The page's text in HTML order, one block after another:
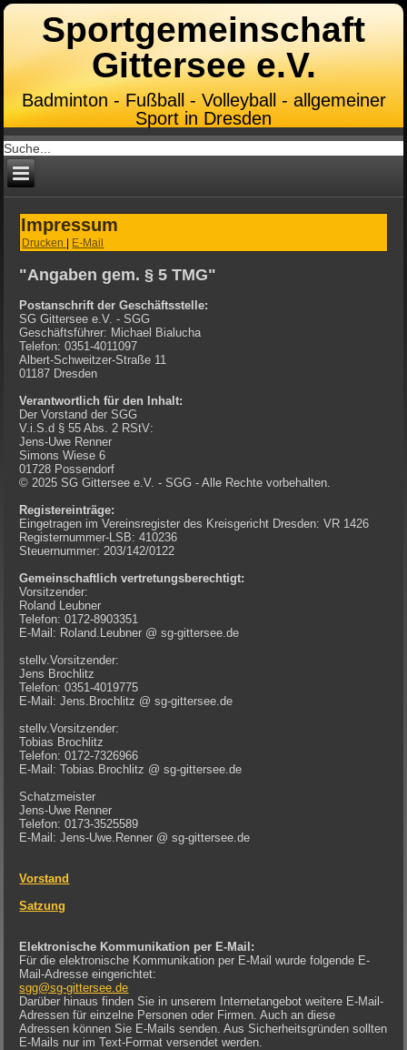
Sportgemeinschaft
Gittersee e.V.
Badminton - Fußball - Volleyball - allgemeiner
Sport in Dresden
Impressum
Drucken | E-Mail
"Angaben gem. § 5 TMG"
Postanschrift der Geschäftsstelle:
SG Gittersee e.V. - SGG
Geschäftsführer: Michael Bialucha
Telefon: 0351-4011097
Albert-Schweitzer-Straße 11
01187 Dresden
Verantwortlich für den Inhalt:
Der Vorstand der SGG
V.i.S.d § 55 Abs. 2 RStV:
Jens-Uwe Renner
Simons Wiese 6
01728 Possendorf
© 2025 SG Gittersee e.V. - SGG - Alle Rechte vorbehalten.
Registereinträge:
Eingetragen im Vereinsregister des Kreisgericht Dresden: VR 1426
Registernummer-LSB: 410236
Steuernummer: 203/142/0122
Gemeinschaftlich vertretungsberechtigt:
Vorsitzender:
Roland Leubner
Telefon: 0172-8903351
E-Mail: Roland.Leubner @ sg-gittersee.de
stellv.Vorsitzender:
Jens Brochlitz
Telefon: 0351-4019775
E-Mail: Jens.Brochlitz @ sg-gittersee.de
stellv.Vorsitzender:
Tobias Brochlitz
Telefon: 0172-7326966
E-Mail: Tobias.Brochlitz @ sg-gittersee.de
Schatzmeister
Jens-Uwe Renner
Telefon: 0173-3525589
E-Mail: Jens-Uwe.Renner @ sg-gittersee.de
Vorstand
Satzung
Elektronische Kommunikation per E-Mail:
Für die elektronische Kommunikation per E-Mail wurde folgende E-
Mail-Adresse eingerichtet:
sgg@sg-gittersee.de
Darüber hinaus finden Sie in unserem Internetangebot weitere E-Mail-
Adressen für einzelne Personen oder Firmen. Auch an diese
Adressen können Sie E-Mails senden. Aus Sicherheitsgründen sollten
E-Mails nur im Text-Format versendet werden.